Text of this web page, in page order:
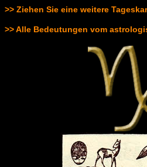
>> Ziehen Sie eine weitere
>> Alle Bedeutungen vom